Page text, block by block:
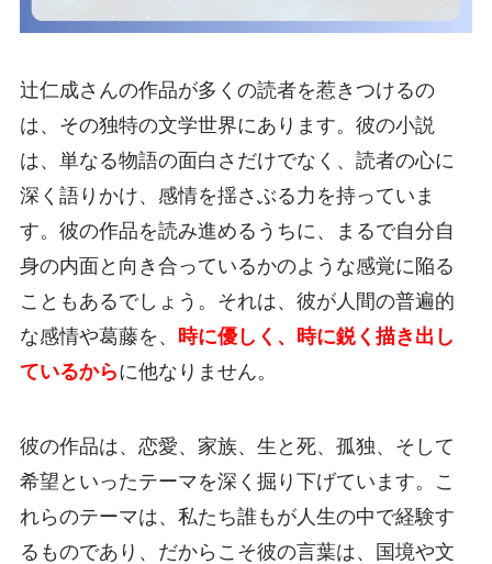
辻仁成さんの作品が多くの読者を惹きつけるの
は、その独特の文学世界にあります。彼の小説
は、単なる物語の面白さだけでなく、読者の心に
深く語りかけ、感情を揺さぶる力を持っていま
す。彼の作品を読み進めるうちに、まるで自分自
身の内面と向き合っているかのような感覚に陥る
こともあるでしょう。それは、彼が人間の普遍的
な感情や葛藤を、
時に優しく、時に鋭く描き出し
ているからに他なりません。
彼の作品は、恋愛、家族、生と死、孤独、そして
希望といったテーマを深く掘り下げています。こ
れらのテーマは、私たち誰もが人生の中で経験す
るものであり、だからこそ彼の言葉は、国境や文